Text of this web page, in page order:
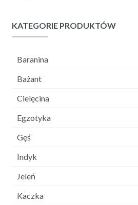
KATEGORIE PRODUKTÓW
Baranina
Bażant
Cielęcina
Egzotyka
Gęś
Indyk
Jeleń
Kaczka